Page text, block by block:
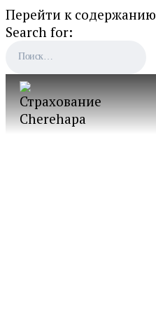
Перейти к содержанию
Search for: